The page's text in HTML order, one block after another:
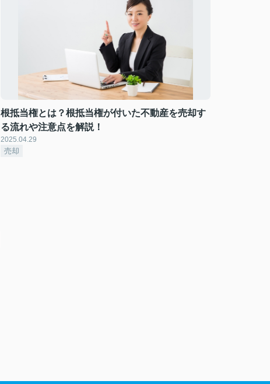
根抵当権とは？根抵当権が付いた不動産を売却す
る流れや注意点を解説！
2025.04.29
売却